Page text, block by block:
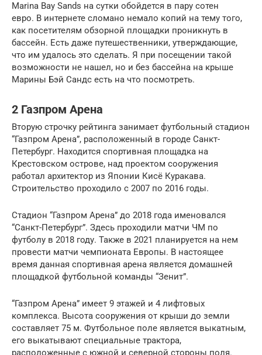
Marina Bay Sands на сутки обойдется в пару сотен
евро. В интернете сломано немало копий на тему того,
как посетителям обзорной площадки проникнуть в
бассейн. Есть даже путешественники, утверждающие,
что им удалось это сделать. Я при посещении такой
возможности не нашел, но и без бассейна на крыше
Марины Бэй Сандс есть на что посмотреть.
2 Газпром Арена
Вторую строчку рейтинга занимает футбольный стадион
“Газпром Арена”, расположенный в городе Санкт-
Петербург. Находится спортивная площадка на
Крестовском острове, над проектом сооружения
работал архитектор из Японии Кисё Куракава.
Строительство проходило с 2007 по 2016 годы.
Стадион “Газпром Арена” до 2018 года именовался
“Санкт-Петербург”. Здесь проходили матчи ЧМ по
футболу в 2018 году. Также в 2021 планируется на нем
провести матчи чемпионата Европы. В настоящее
время данная спортивная арена является домашней
площадкой футбольной команды “Зенит”.
“Газпром Арена” имеет 9 этажей и 4 лифтовых
комплекса. Высота сооружения от крыши до земли
составляет 75 м. Футбольное поле является выкатным,
его выкатывают специальные трактора,
расположенные с южной и северной стороны поля.